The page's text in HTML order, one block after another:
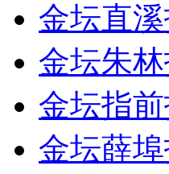
金坛直
金坛朱
金坛指
金坛薛